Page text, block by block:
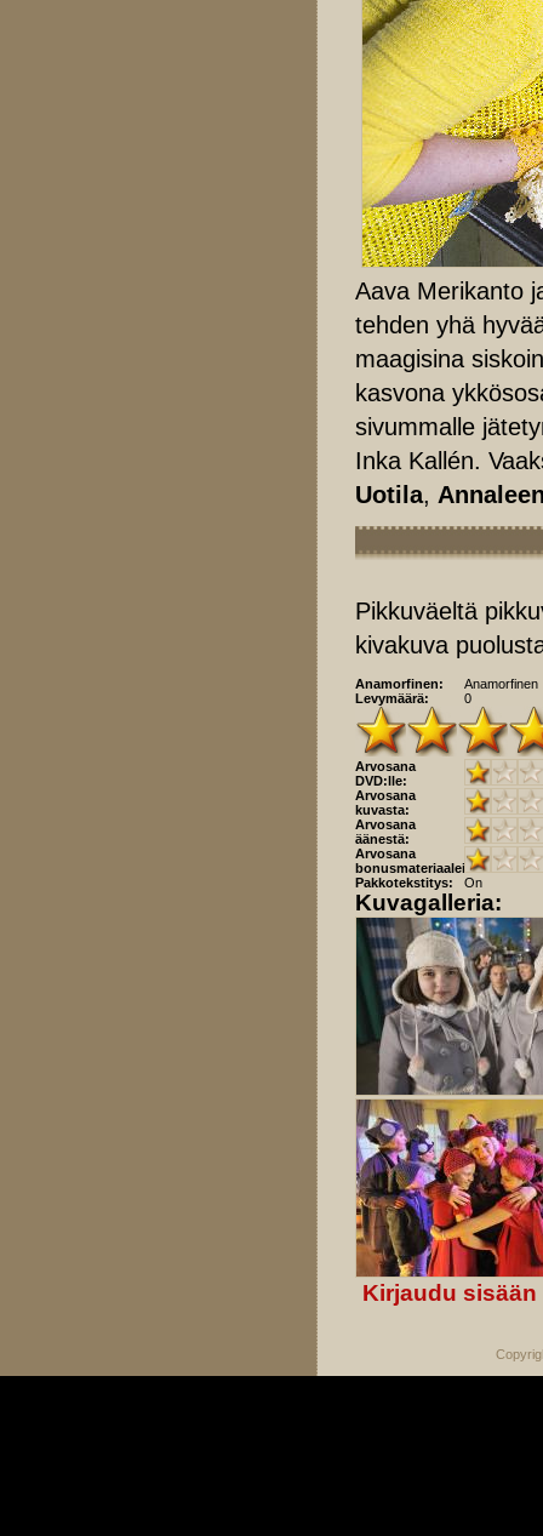
Aava Merikanto
tehden yhä
maagisina
kasvona
sivummalle
Inka Kallén.
Uotila,
Pikkuväeltä
kivakuva
Anamorfinen:
Anamorfinen
Levymäärä:
0
Arvosana
DVD:lle:
Arvosana
kuvasta:
Arvosana
äänestä:
Arvosana
bonusmateriaaleista:
Pakkotekstitys:
On
Kuvagalleria:
Kirjaudu sisään